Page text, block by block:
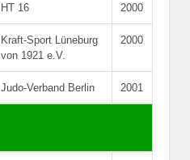
HT 16 2000
Kraft-Sport Lüneburg
von 1921 e.V.
2000
Judo-Verband Berlin 2001